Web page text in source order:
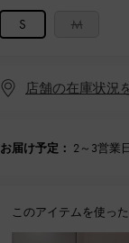
S M
店舗の在庫状況
お届け予定： 2～3営業
このアイテムを使っ